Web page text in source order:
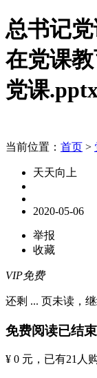
总书记
在党课
党课
当前位置： 首页 >
天天向上
2020-05-06
举报
收藏
VIP免费
还剩 ... 页未读，
免费阅读已结
¥ 0 元 ，已有21 人